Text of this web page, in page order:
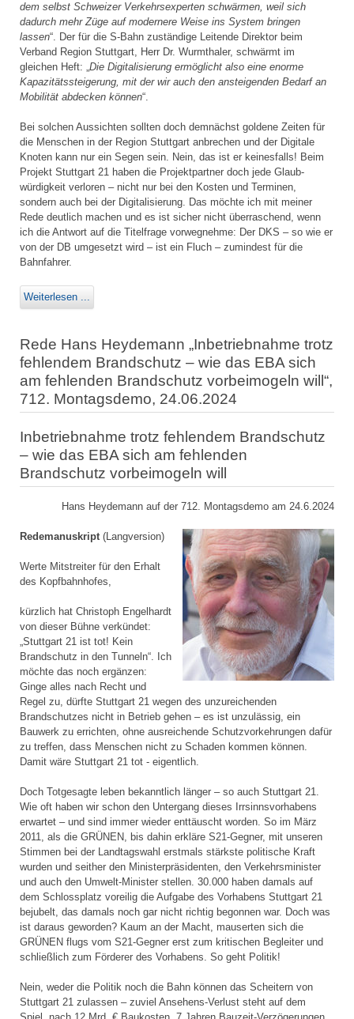
dem selbst Schweizer Verkehrsexperten schwärmen, weil sich
dadurch mehr Züge auf modernere Weise ins System bringen
lassen“. Der für die S-Bahn zuständige Leitende Direktor beim
Verband Region Stuttgart, Herr Dr. Wurmthaler, schwärmt im
gleichen Heft: „Die Digitalisierung ermöglicht also eine enorme
Kapazitätssteigerung, mit der wir auch den ansteigenden Bedarf an
Mobilität abdecken können“.
Bei solchen Aussichten sollten doch demnächst goldene Zeiten für
die Menschen in der Region Stuttgart anbrechen und der Digitale
Knoten kann nur ein Segen sein. Nein, das ist er keinesfalls! Beim
Projekt Stuttgart 21 haben die Projektpartner doch jede Glaub­
würdigkeit verloren – nicht nur bei den Kosten und Terminen,
sondern auch bei der Digitalisierung. Das möchte ich mit meiner
Rede deutlich machen und es ist sicher nicht überraschend, wenn
ich die Antwort auf die Titelfrage vorwegnehme: Der DKS – so wie er
von der DB umgesetzt wird – ist ein Fluch – zumindest für die
Bahnfahrer.
Weiterlesen ...
Rede Hans Heydemann „Inbetriebnahme trotz
fehlendem Brandschutz – wie das EBA sich
am fehlenden Brandschutz vorbeimogeln will“,
712. Montagsdemo, 24.06.2024
Inbetriebnahme trotz fehlendem Brandschutz
– wie das EBA sich am fehlenden
Brandschutz vorbeimogeln will
Hans Heydemann auf der 712. Montagsdemo am 24.6.2024
Redemanuskript (Langversion)
Werte Mitstreiter für den Erhalt
des Kopfbahnhofes,
kürzlich hat Christoph Engelhardt
von dieser Bühne verkündet:
„Stuttgart 21 ist tot! Kein
Brandschutz in den Tunneln“. Ich
möchte das noch ergänzen:
Ginge alles nach Recht und
Regel zu, dürfte Stuttgart 21 wegen des unzureichenden
Brandschutzes nicht in Betrieb gehen – es ist unzulässig, ein
Bauwerk zu errichten, ohne ausreichende Schutzvorkehrungen dafür
zu treffen, dass Menschen nicht zu Schaden kommen können.
Damit wäre Stuttgart 21 tot - eigentlich.
Doch Totgesagte leben bekanntlich länger – so auch Stuttgart 21.
Wie oft haben wir schon den Untergang dieses Irrsinnsvorhabens
erwartet – und sind immer wieder enttäuscht worden. So im März
2011, als die GRÜNEN, bis dahin erkläre S21-Gegner, mit unseren
Stimmen bei der Landtagswahl erstmals stärkste politische Kraft
wurden und seither den Ministerpräsidenten, den Verkehrsminister
und auch den Umwelt-Minister stellen. 30.000 haben damals auf
dem Schlossplatz voreilig die Aufgabe des Vorhabens Stuttgart 21
bejubelt, das damals noch gar nicht richtig begonnen war. Doch was
ist daraus geworden? Kaum an der Macht, mauserten sich die
GRÜNEN flugs vom S21-Gegner erst zum kritischen Begleiter und
schließlich zum Förderer des Vorhabens. So geht Politik!
Nein, weder die Politik noch die Bahn können das Scheitern von
Stuttgart 21 zulassen – zuviel Ansehens-Verlust steht auf dem